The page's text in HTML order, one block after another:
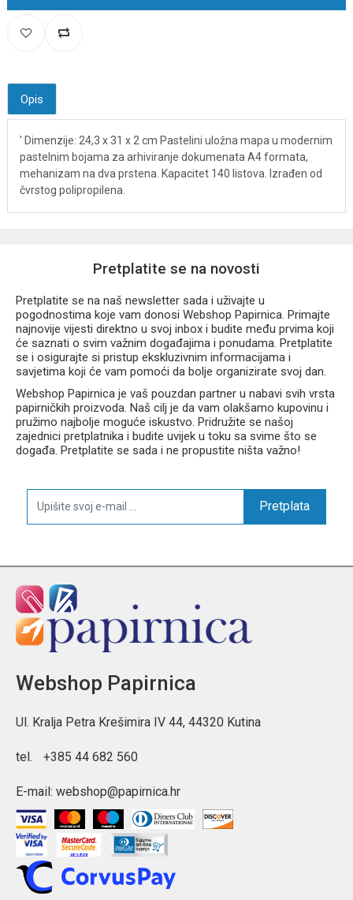
Opis
' Dimenzije: 24,3 x 31 x 2 cm Pastelini uložna mapa u modernim
pastelnim bojama za arhiviranje dokumenata A4 formata,
mehanizam na dva prstena. Kapacitet 140 listova. Izrađen od
čvrstog polipropilena.
Pretplatite se na novosti
Pretplatite se na naš newsletter sada i uživajte u
pogodnostima koje vam donosi Webshop Papirnica. Primajte
najnovije vijesti direktno u svoj inbox i budite među prvima koji
će saznati o svim važnim događajima i ponudama. Pretplatite
se i osigurajte si pristup ekskluzivnim informacijama i
savjetima koji će vam pomoći da bolje organizirate svoj dan.
Webshop Papirnica je vaš pouzdan partner u nabavi svih vrsta
papirničkih proizvoda. Naš cilj je da vam olakšamo kupovinu i
pružimo najbolje moguće iskustvo. Pridružite se našoj
zajednici pretplatnika i budite uvijek u toku sa svime što se
događa. Pretplatite se sada i ne propustite ništa važno!
Pretplata
Webshop Papirnica
Ul. Kralja Petra Krešimira IV 44, 44320 Kutina
tel. +385 44 682 560
E-mail: webshop@papirnica.hr